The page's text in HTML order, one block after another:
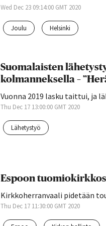
Wed Dec 23 09:14:00 GMT 2020
joulu helsinki
Suomalaisten
kolmanneksella –
Vuonna 2019 lasku taittui, ja
Thu Dec 17 13:00:00 GMT 2020
lähetystyö
Espoon
Kirkkoherranvaali pidetään
Thu Dec 17 11:30:00 GMT 2020